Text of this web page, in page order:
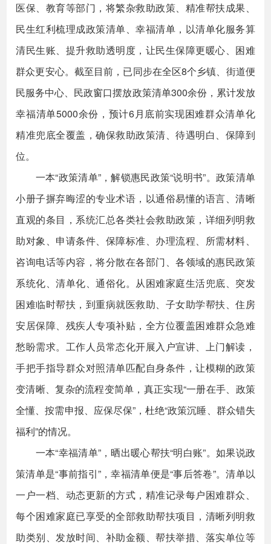
医保、教育等部门，将繁杂救助政策、精准帮扶成果、
民生红利梳理成政策清单、幸福清单，以清单化服务算
清民生账、提升救助透明度，让民生保障更暖心、困难
群众更安心。截至目前，已同步在全区8个乡镇、街道便
民服务中心、民政窗口摆放政策清单300余份，累计发放
幸福清单5000余份，预计6月底前实现困难群众清单化
精准兜底全覆盖，确保救助政策清、待遇明白、保障到
位。
一本“政策清单”，解锁惠民政策“说明书”。政策清单
小册子摒弃晦涩的专业术语，以通俗易懂的语言、清晰
直观的条目，系统汇总各类社会救助政策，详细列明救
助对象、申请条件、保障标准、办理流程、所需材料、
咨询电话等内容，将分散在各部门、各领域的惠民政策
系统化、清单化、通俗化。从困难家庭生活兜底、突发
困难临时帮扶，到重病就医救助、子女助学帮扶、住房
安居保障、残疾人专项补贴，全方位覆盖困难群众急难
愁盼需求。工作人员常态化开展入户宣讲、上门解读，
手把手指导群众对照清单匹配自身条件，让模糊的政策
变清晰、复杂的流程变简单，真正实现“一册在手、政策
全懂、按需申报、应保尽保”，杜绝“政策沉睡、群众错失
福利”的情况。
一本“幸福清单”，晒出暖心帮扶“明白账”。如果说政
策清单是“事前指引”，幸福清单便是“事后答卷”。清单以
一户一档、动态更新的方式，精准记录每户困难群众、
每个困难家庭已享受的全部救助帮扶项目，清晰列明救
助类别、发放时间、补助金额、帮扶举措、落实单位等